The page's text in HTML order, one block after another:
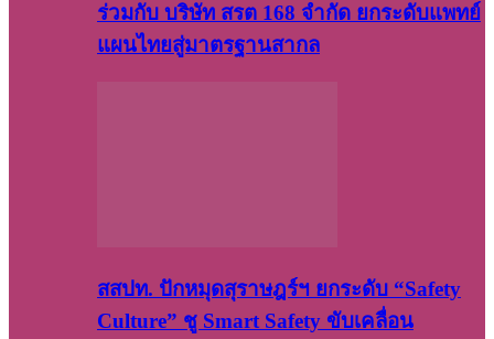
ร่วมกับ บริษัท สรต 168 จำกัด ยกระดับแพทย์
แผนไทยสู่มาตรฐานสากล
สสปท. ปักหมุดสุราษฎร์ฯ ยกระดับ “Safety
Culture” ชู Smart Safety ขับเคลื่อน